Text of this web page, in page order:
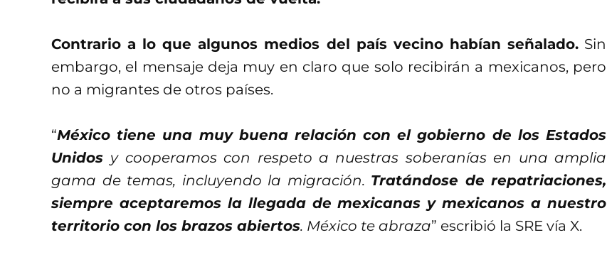
Contrario a lo que algunos medios del país vecino habían señalado.Sin
embargo, el mensaje deja muy en claro que solo recibirán a mexicanos, pero
no a migrantes de otros países.
“México tiene una muy buena relación con el gobierno de los Estados
Unidos y cooperamos con respeto a nuestras soberanías en una amplia
gama de temas, incluyendo la migración. Tratándose de repatriaciones,
siempre aceptaremos la llegada de mexicanas y mexicanos a nuestro
territorio con los brazos abiertos. México te abraza” escribió la SRE vía X.